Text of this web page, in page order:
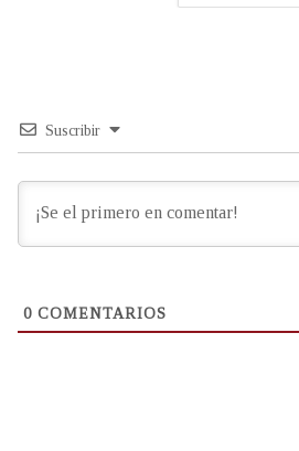
Suscribir
0 COMENTARIOS